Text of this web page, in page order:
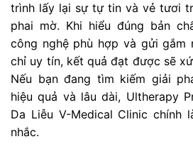
trình lấy lại sự tự tin và vẻ tươi
phai mờ. Khi hiểu đúng bản
công nghệ phù hợp và gửi gắm
chỉ uy tín, kết quả đạt được sẽ
Nếu bạn đang tìm kiếm giải
hiệu quả và lâu dài, Ultherapy
Da Liễu V-Medical Clinic chính
nhắc.